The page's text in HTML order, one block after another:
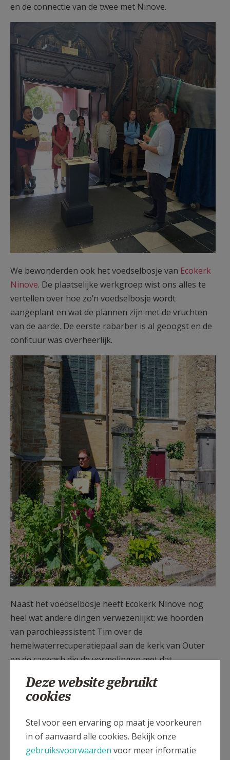
en de connectie van de twee met Ninove.
Alexander en Mandus.jpg
We bewonderden ook het voedselbosje van Ecokerk
Ninove. De plaatselijke werkgroep wist ons alles te
vertellen over hoe zo’n voedselbosje wordt
aangeplant en wat de plannen zijn met de vruchten
van de aarde. De eerste rabarber is al geoogst en de
confituur was overheerlijk.
Tim voedselbosje.jpg
Naast het voedselbosje heeft Ecokerk Ninove nog
heel wat andere dingen verwezenlijkt: we hoorden
van parochieassistent Tim over de
hemelwaterrecuperatiepaal aan de kerk van Outer
en de carwash die de vormelingen met dat
nodigen ze ook iedereen uit om via groene wegen te
genieten van de kapelletjes en kerken in Ninove. Ze
mooiste van Ninove met elkaar verbinden. Voor wie
graag op avontuur gaat, zijn er ook bijhorende
zoektochten ontwikkeld bij deze wandelingen. Ideaal
Deze website gebruikt
cookies
Stel voor een ervaring op maat je voorkeuren
in of aanvaard alle cookies. Bekijk onze
gebruiksvoorwaarden voor meer informatie